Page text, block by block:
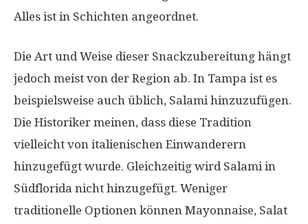
Alles ist in Schichten angeordnet.
Die Art und Weise dieser Snackzubereitung hängt
jedoch meist von der Region ab. In Tampa ist es
beispielsweise auch üblich, Salami hinzuzufügen.
Die Historiker meinen, dass diese Tradition
vielleicht von italienischen Einwanderern
hinzugefügt wurde. Gleichzeitig wird Salami in
Südflorida nicht hinzugefügt. Weniger
traditionelle Optionen können Mayonnaise, Salat